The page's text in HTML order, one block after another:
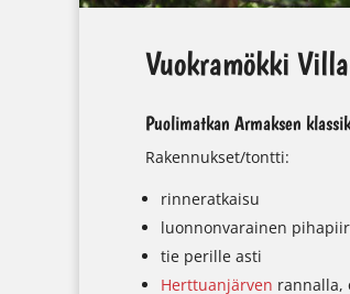
Vuokramökki
Puolimatkan Armaksen
Rakennukset/tontti:
rinneratkaisu
luonnonvarainen
tie perille asti
Herttuanjärven rannalla,